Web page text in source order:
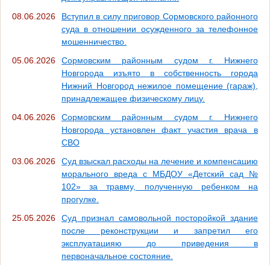
08.06.2026
Вступил в силу приговор Сормовского районного
суда в отношении осужденного за телефонное
мошенничество.
05.06.2026
Cормовским районным судом г. Нижнего
Новгорода изъято в собственность города
Нижний Новгород нежилое помещение (гараж),
принадлежащее физическому лицу.
04.06.2026
Сормовским районным судом г. Нижнего
Новгорода установлен факт участия врача в
СВО
03.06.2026
Суд взыскал расходы на лечение и компенсацию
морального вреда с МБДОУ «Детский сад №
102» за травму, полученную ребенком на
прогулке.
25.05.2026
Суд признал самовольной посторойкой здание
после реконструкции и запретил его
эксплуатацияю до приведения в
первоначальное состояние.